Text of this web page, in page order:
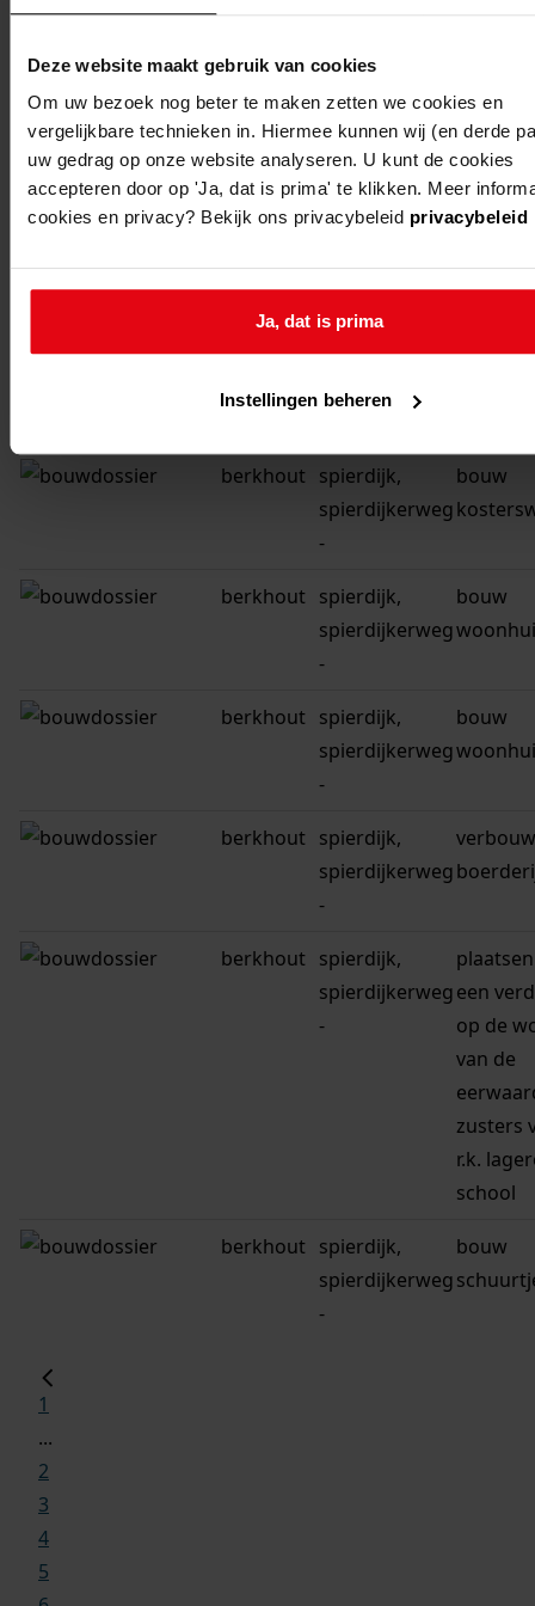
Deze website maakt gebruik van cookies
Om uw bezoek nog beter te maken zetten we cookies en
vergelijkbare technieken in. Hiermee kunnen wij (en derde
uw gedrag op onze website analyseren. U kunt de cookies
accepteren door op 'Ja, dat is prima' te klikken. Meer
cookies en privacy? Bekijk ons privacybeleid privacybeleid
Ja, dat is prima
Instellingen beheren
berkhout spierdijk,
spierdijkerweg
-
bouw
winkel
berkhout
spierdijk,
spierdijkerweg
verbouw
berkhout spierdijk,
spierdijkerweg
bouw
berkhout spierdijk,
spierdijkerweg
-
bouw
berkhout spierdijk,
spierdijkerweg
-
bouw
berkhout spierdijk,
spierdijkerweg
-
bouw
berkhout spierdijk,
spierdijkerweg
-
verbouw
berkhout spierdijk,
spierdijkerweg
-
een
op de
van de
zusters
r.k.
school
berkhout spierdijk,
spierdijkerweg
-
bouw
1
...
2
3
4
5